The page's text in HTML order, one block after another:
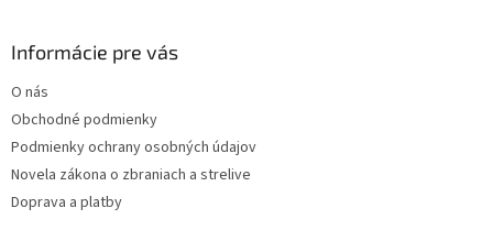
Informácie pre vás
O nás
Obchodné podmienky
Podmienky ochrany osobných údajov
Novela zákona o zbraniach a strelive
Doprava a platby